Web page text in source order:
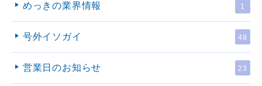
めっきの業界情報 1
号外イソガイ 48
営業日のお知らせ 23